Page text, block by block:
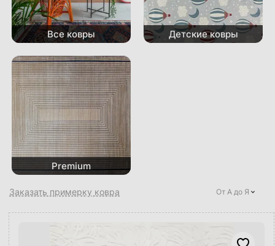
Все ковры Детские ковры
Premium
Заказать примерку ковра От А до Я